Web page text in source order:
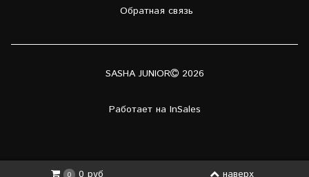
Обратная связь
SASHA JUNIOR 2026
Работает на InSales
0 наверх